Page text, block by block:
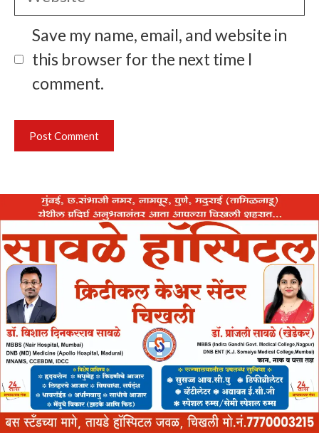
Save my name, email, and website in
this browser for the next time I
comment.